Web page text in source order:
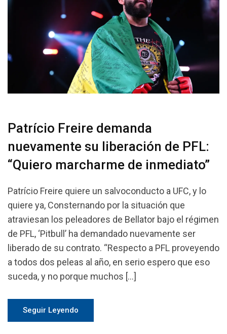
Patrício Freire demanda
nuevamente su liberación de PFL:
“Quiero marcharme de inmediato”
Patrício Freire quiere un salvoconducto a UFC, y lo
quiere ya, Consternando por la situación que
atraviesan los peleadores de Bellator bajo el régimen
de PFL, ‘Pitbull’ ha demandado nuevamente ser
liberado de su contrato. “Respecto a PFL proveyendo
a todos dos peleas al año, en serio espero que eso
suceda, y no porque muchos […]
Seguir Leyendo